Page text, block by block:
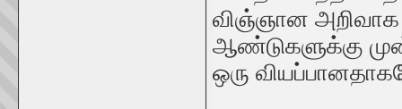
விஞ்ஞான
ஆண்டுகளுக்கு
ஒரு